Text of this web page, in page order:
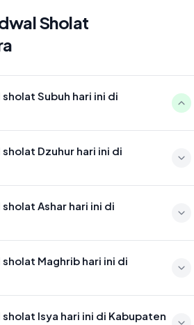
Sholat
Subuh hari ini di
Dzuhur hari ini di
Ashar hari ini di
Maghrib hari ini di
Isya hari ini di Kabupaten